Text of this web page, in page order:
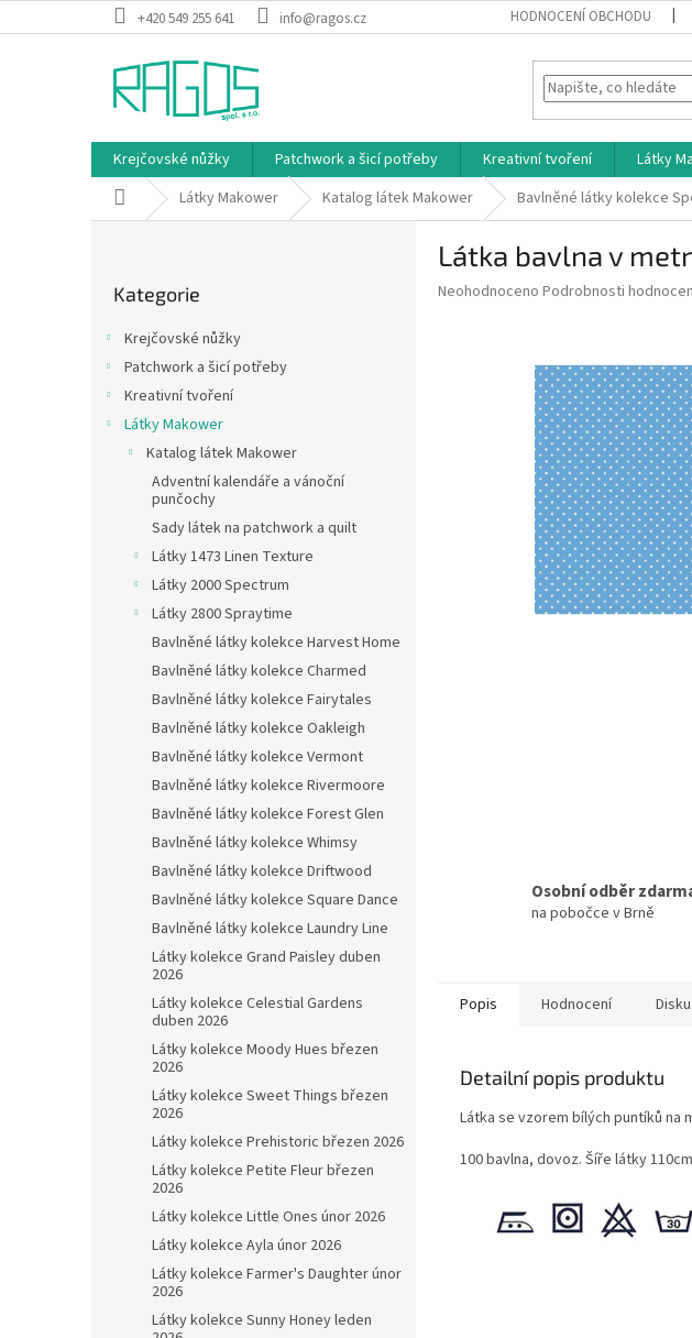
na
+420 549 255 641 info@ragos.cz HODNOCENÍ OBCHODU
Krejčovské nůžky Patchwork a šicí potřeby Kreativní tvoření Látky
Domů Látky Makower Katalog látek Makower Bavlněné látky kolekce
kategorie
Kategorie
Krejčovské nůžky
Patchwork a šicí potřeby
Kreativní tvoření
Látky Makower
Katalog látek Makower
Adventní kalendáře a vánoční
punčochy
Sady látek na patchwork a quilt
Látky 1473 Linen Texture
Látky 2000 Spectrum
Látky 2800 Spraytime
Bavlněné látky kolekce Harvest Home
Bavlněné látky kolekce Charmed
Bavlněné látky kolekce Fairytales
Bavlněné látky kolekce Oakleigh
Bavlněné látky kolekce Vermont
Bavlněné látky kolekce Rivermoore
Bavlněné látky kolekce Forest Glen
Bavlněné látky kolekce Whimsy
Bavlněné látky kolekce Driftwood
Bavlněné látky kolekce Square Dance
Bavlněné látky kolekce Laundry Line
Látky kolekce Grand Paisley duben
2026
Látky kolekce Celestial Gardens
duben 2026
Látky kolekce Moody Hues březen
2026
Látky kolekce Sweet Things březen
2026
Látky kolekce Prehistoric březen 2026
Látky kolekce Petite Fleur březen
2026
Látky kolekce Little Ones únor 2026
Látky kolekce Ayla únor 2026
Látky kolekce Farmer's Daughter únor
2026
Látky kolekce Sunny Honey leden
Látka bavlna v
Průměrné
Neohodnoceno Podrobnosti
Osobní odběr
na pobočce v Brně
Popis Hodnocení
Detailní popis produktu
Látka se vzorem bílých puntíků na
100 bavlna, dovoz. Šíře látky